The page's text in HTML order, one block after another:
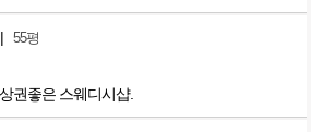
| 55평
권좋은 스웨디시샵.